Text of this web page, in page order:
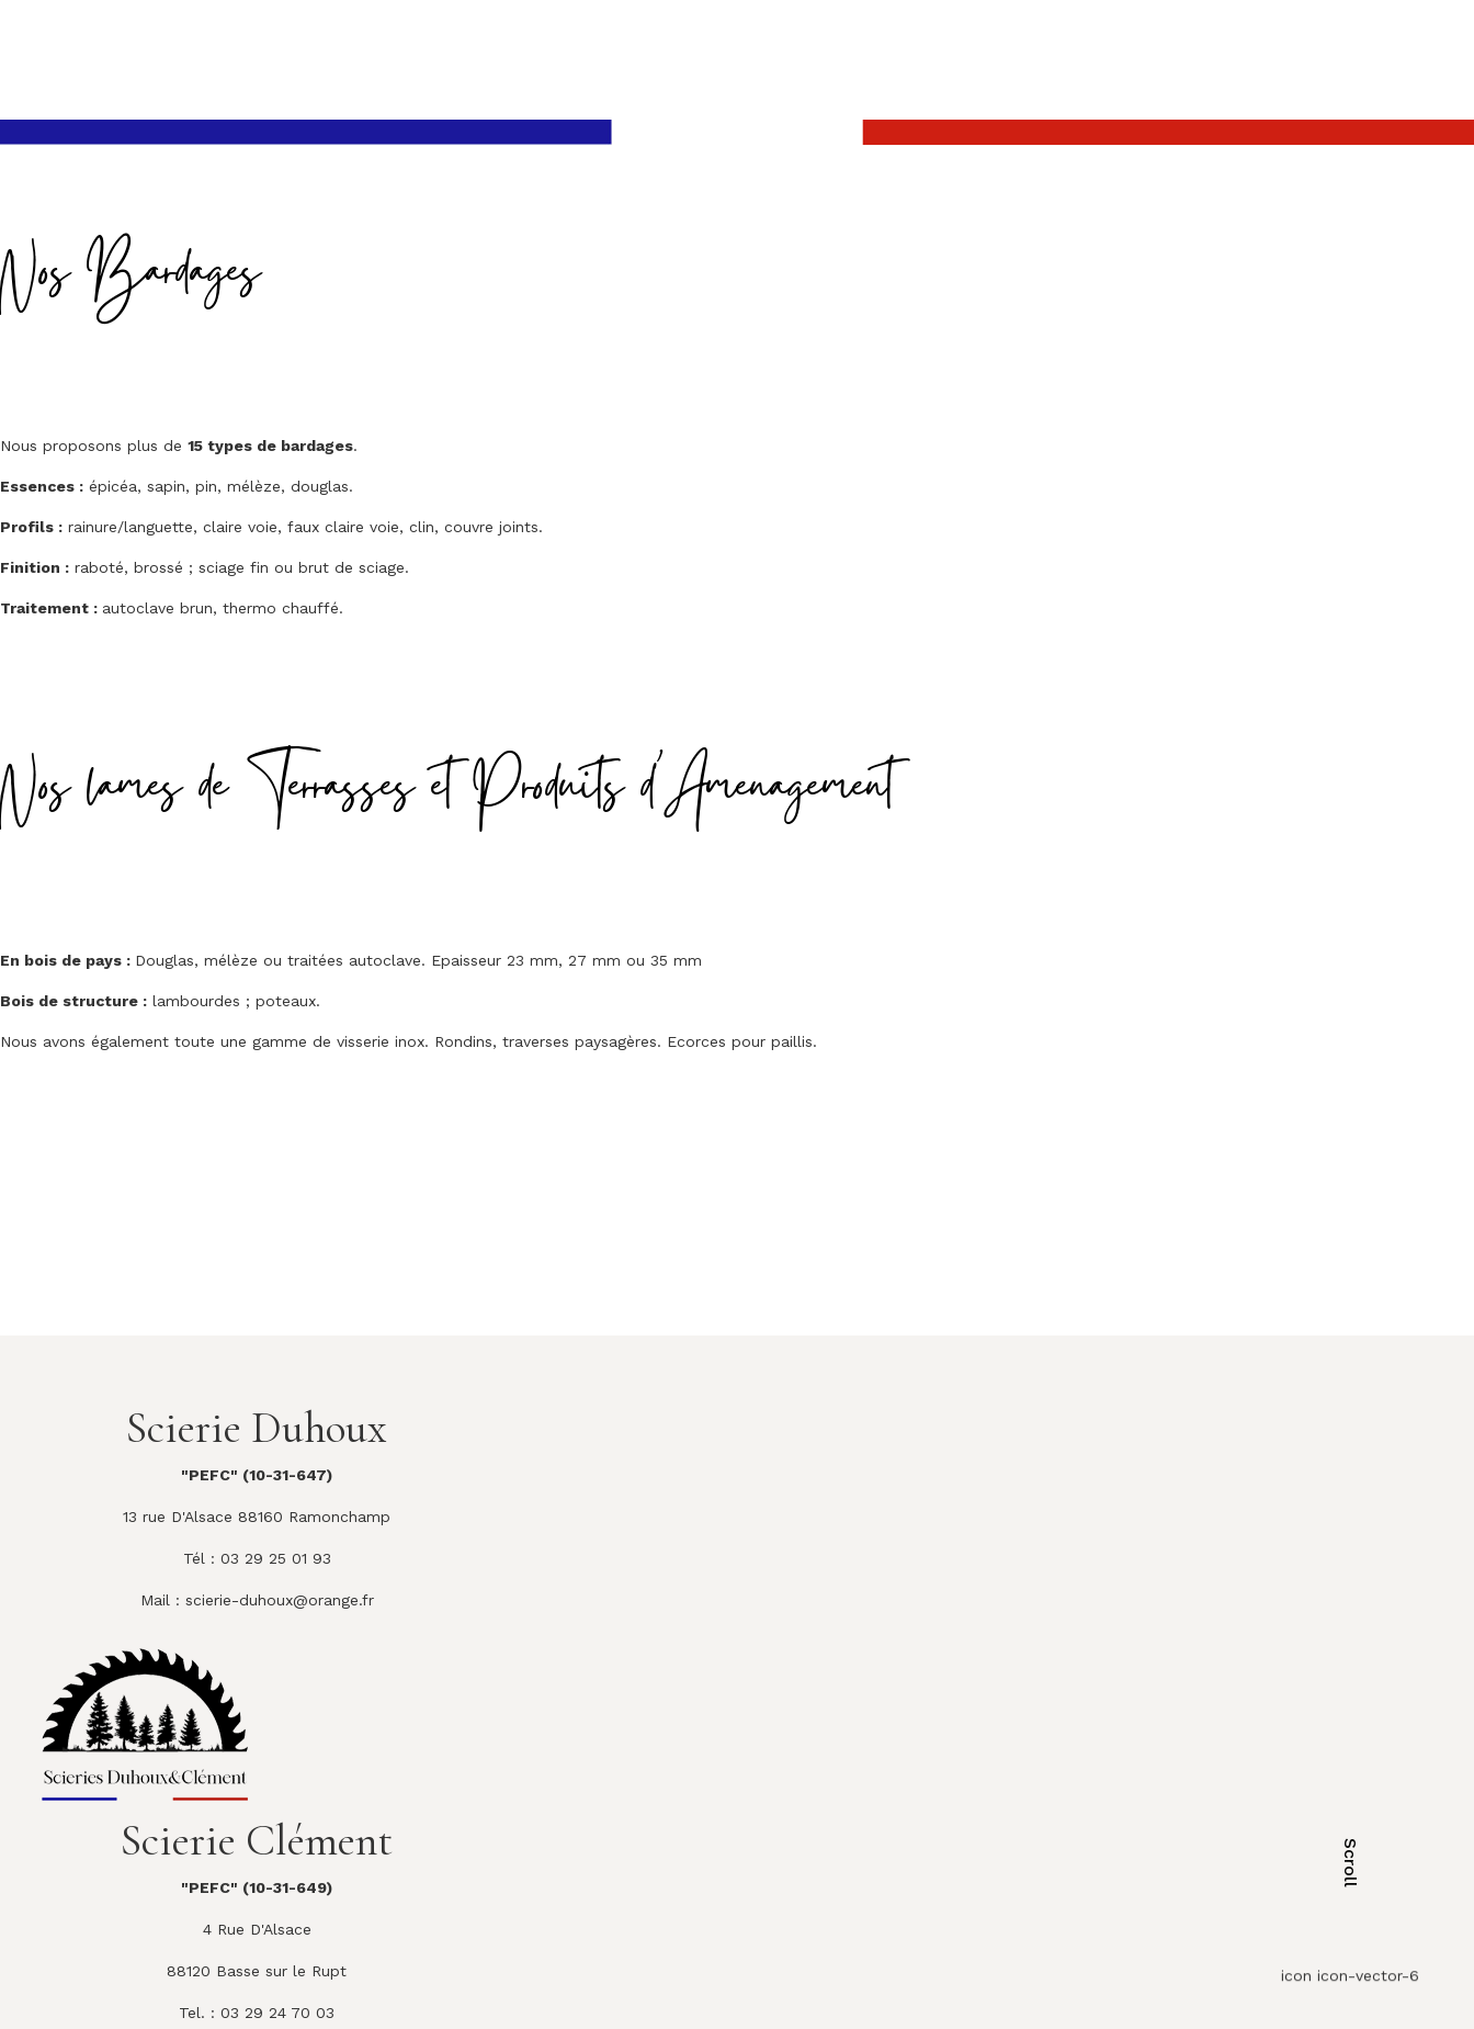
Scroll
icon icon-vector-6
Nos Bardages
Nous proposons plus de 15 types de bardages.
Essences : épicéa, sapin, pin, mélèze, douglas.
Profils : rainure/languette, claire voie, faux claire voie, clin, couvre joints.
Finition : raboté, brossé ; sciage fin ou brut de sciage.
Traitement : autoclave brun, thermo chauffé.
Nos lames de Terrasses et Produits d'Amenagement
En bois de pays : Douglas, mélèze ou traitées autoclave. Epaisseur 23 mm, 27 mm ou 35 mm
Bois de structure : lambourdes ; poteaux.
Nous avons également toute une gamme de visserie inox. Rondins, traverses paysagères. Ecorces pour paillis.
Scierie Duhoux
"PEFC" (10-31-647)
13 rue D'Alsace 88160 Ramonchamp
Tél : 03 29 25 01 93
Mail : scierie-duhoux@orange.fr
Scierie Clément
"PEFC" (10-31-649)
4 Rue D'Alsace
88120 Basse sur le Rupt
Tel. : 03 29 24 70 03